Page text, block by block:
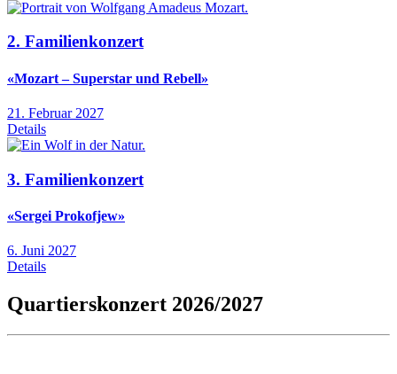
2. Familienkonzert
«Mozart – Superstar und Rebell»
21. Februar 2027
Details
3. Familienkonzert
«Sergei Prokofjew»
6. Juni 2027
Details
Quartierskonzert 2026/2027